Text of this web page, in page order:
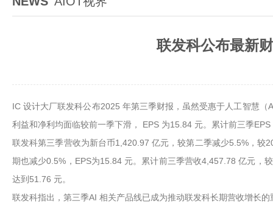
联发科公布最新
IC 设计大厂联发科公布2025 年第三季财报，虽然受惠于人工智慧
利益和净利均面临较前一季下滑， EPS 为15.84 元。累计前三季
联发科第三季营收为新台币1,420.97 亿元，较第二季减少5.5%，
期也减少0.5%，EPS为15.84 元。累计前三季营收4,457.78 亿元，
达到51.76 元。
联发科指出，第三季AI 相关产品线已成为推动联发科长期营收增长